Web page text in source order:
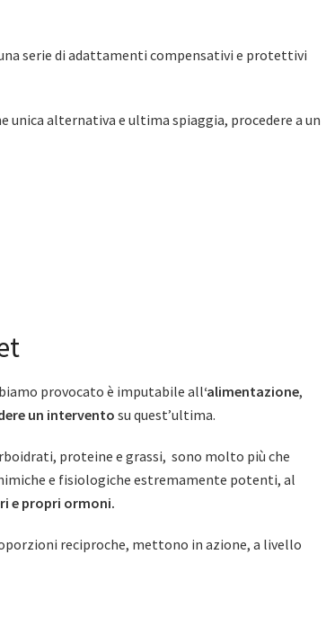
serie di adattamenti compensativi e protettivi
unica alternativa e ultima spiaggia, procedere a un
provocato è imputabile all‘alimentazione,
un intervento su quest’ultima.
proteine e grassi, sono molto più che
e fisiologiche estremamente potenti, al
e propri ormoni.
reciproche, mettono in azione, a livello